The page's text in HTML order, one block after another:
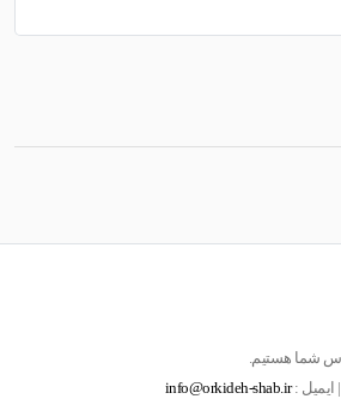
| ایمیل :info@orkideh-shab.ir